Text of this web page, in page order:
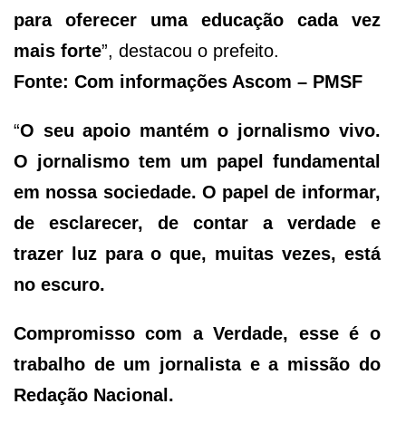
para oferecer uma educação cada vez
mais forte”, destacou o prefeito.
Fonte: Com informações Ascom – PMSF
“O seu apoio mantém o jornalismo vivo.
O jornalismo tem um papel fundamental
em nossa sociedade. O papel de informar,
de esclarecer, de contar a verdade e
trazer luz para o que, muitas vezes, está
no escuro.
Compromisso com a Verdade, esse é o
trabalho de um jornalista e a missão do
Redação Nacional.